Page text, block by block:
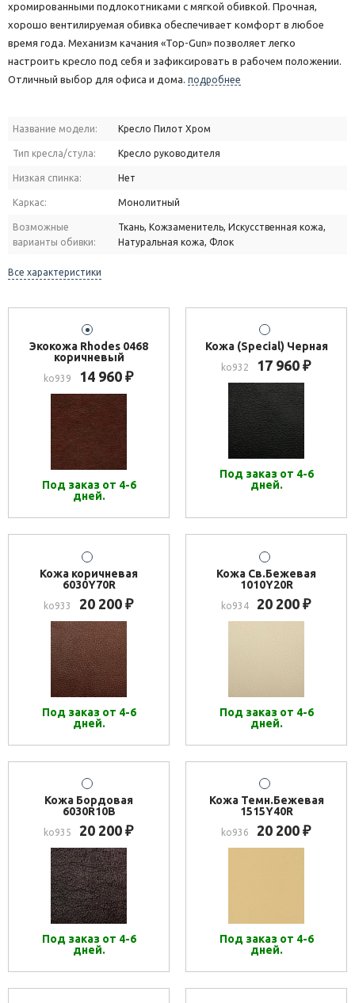
хромированными подлокотниками с мягкой обивкой. Прочная,
хорошо вентилируемая обивка обеспечивает комфорт в любое
время года. Механизм качания «Top-Gun» позволяет легко
настроить кресло под себя и зафиксировать в рабочем положении.
Отличный выбор для офиса и дома. подробнее
Название модели: Кресло Пилот Хром
Тип кресла/стула: Кресло руководителя
Низкая спинка: Нет
Каркас: Монолитный
Возможные
варианты обивки:
Ткань, Кожзаменитель, Искусственная кожа,
Натуральная кожа, Флок
Все характеристики
Экокожа Rhodes 0468
коричневый
ko939 14 960 ₽
Под заказ от 4-6
дней.
Кожа (Special) Черная
ko932 17 960 ₽
Под заказ от 4-6
дней.
Кожа коричневая
6030Y70R
ko933 20 200 ₽
Под заказ от 4-6
дней.
Кожа Св.Бежевая
1010Y20R
ko934 20 200 ₽
Под заказ от 4-6
дней.
Кожа Бордовая
6030R10B
ko935 20 200 ₽
Под заказ от 4-6
дней.
Кожа Темн.Бежевая
1515Y40R
ko936 20 200 ₽
Под заказ от 4-6
дней.